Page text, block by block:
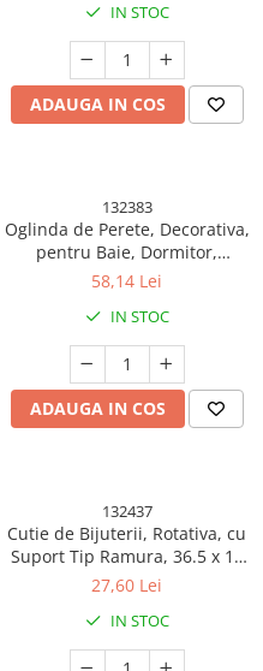
21x25x17 cm, Albastru Gri
IN STOC
ADAUGA IN COS
132383
Oglinda de Perete, Decorativa,
pentru Baie, Dormitor,
Sufragerie, Model Minimalist,
Roz
58,14 Lei
IN STOC
ADAUGA IN COS
132437
Cutie de Bijuterii, Rotativa, cu
Suport Tip Ramura, 36.5 x 14
cm, din ABS+PP, Albastru
27,60 Lei
IN STOC